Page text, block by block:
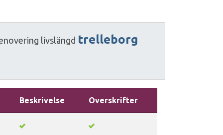
livslängd trelleborg
Beskrivelse Overskrifter